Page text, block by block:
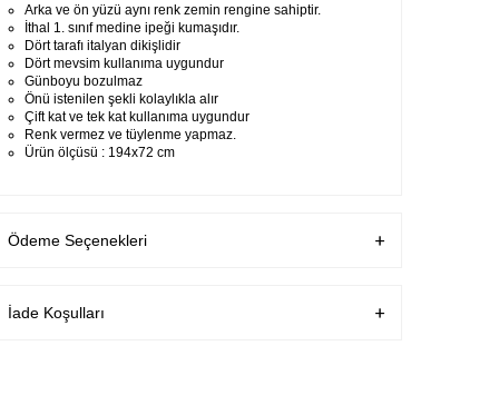
Arka ve ön yüzü aynı renk zemin rengine sahiptir.
İthal 1. sınıf medine ipeği kumaşıdır.
Dört tarafı italyan dikişlidir
Dört mevsim kullanıma uygundur
Günboyu bozulmaz
Önü istenilen şekli kolaylıkla alır
Çift kat ve tek kat kullanıma uygundur
Renk vermez ve tüylenme yapmaz.
Ürün ölçüsü : 194x72 cm
Ödeme Seçenekleri
İade Koşulları